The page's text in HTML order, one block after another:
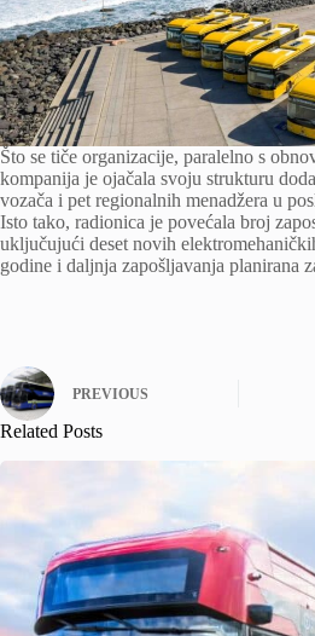
Što se tiče organizacije, paralelno s
kompanija je ojačala svoju strukturu
vozača i pet regionalnih menadžera u
Isto tako, radionica je povećala broj
uključujući deset novih
godine i daljnja zapošljavanja planirana
PREVIOUS
Related Posts